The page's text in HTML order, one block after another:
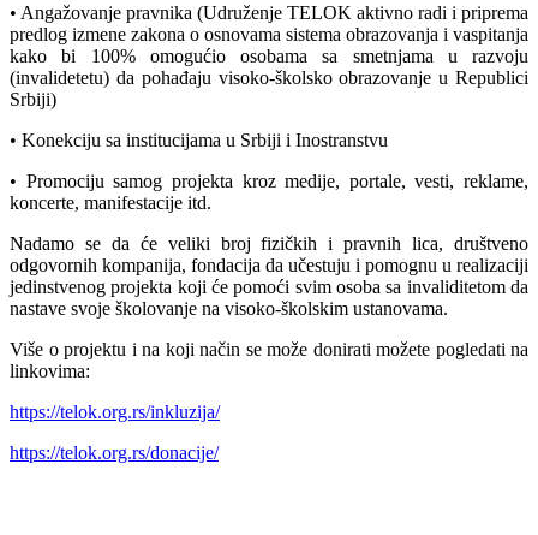
• Angažovanje pravnika (Udruženje TELOK aktivno radi i priprema
predlog izmene zakona o osnovama sistema obrazovanja i vaspitanja
kako bi 100% omogućio osobama sa smetnjama u razvoju
(invalidetetu) da pohađaju visoko-školsko obrazovanje u Republici
Srbiji)
• Konekciju sa institucijama u Srbiji i Inostranstvu
• Promociju samog projekta kroz medije, portale, vesti, reklame,
koncerte, manifestacije itd.
Nadamo se da će veliki broj fizičkih i pravnih lica, društveno
odgovornih kompanija, fondacija da učestuju i pomognu u realizaciji
jedinstvenog projekta koji će pomoći svim osoba sa invaliditetom da
nastave svoje školovanje na visoko-školskim ustanovama.
Više o projektu i na koji način se može donirati možete pogledati na
linkovima:
https://telok.org.rs/inkluzija/
https://telok.org.rs/donacije/